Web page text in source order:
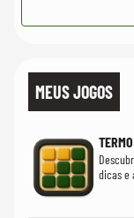
MEUS JOGOS
TERMO
dicas e